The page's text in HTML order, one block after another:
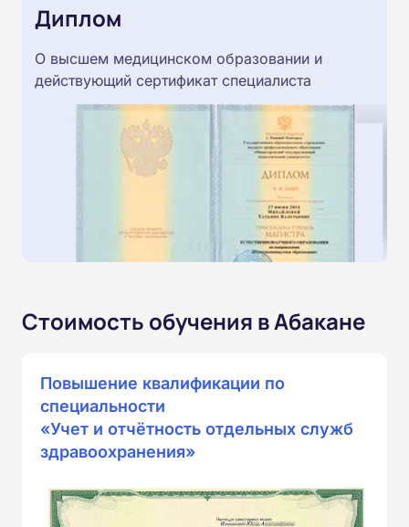
Диплом
О высшем медицинском образовании и
действующий сертификат специалиста
Стоимость обучения в Абакане
Повышение квалификации по
специальности
«Учет и отчётность отдельных служб
здравоохранения»